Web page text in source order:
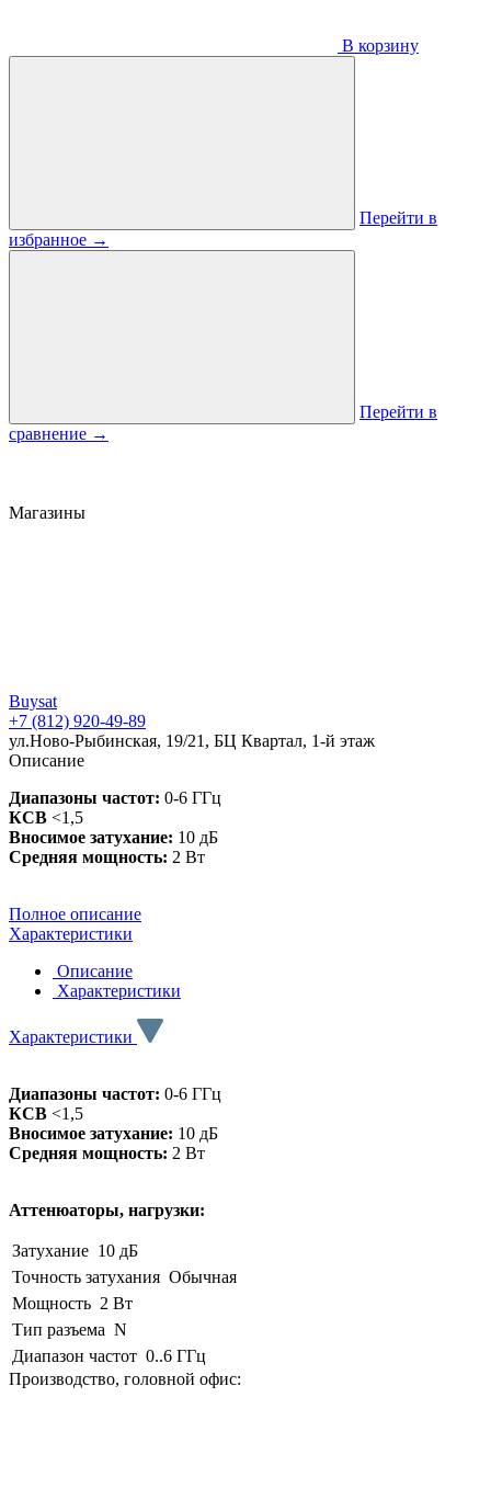
В корзину
Перейти в
избранное →
Перейти в
сравнение →
Магазины
Buysat
+7 (812) 920-49-89
ул.Ново-Рыбинская, 19/21, БЦ Квартал, 1-й этаж
Описание
Диапазоны частот: 0-6 ГГц
КСВ <1,5
Вносимое затухание: 10 дБ
Средняя мощность: 2 Вт
Полное описание
Характеристики
Описание
Характеристики
Характеристики
Диапазоны частот: 0-6 ГГц
КСВ <1,5
Вносимое затухание: 10 дБ
Средняя мощность: 2 Вт
Аттенюаторы, нагрузки:
Затухание 10 дБ
Точность затухания Обычная
Мощность 2 Вт
Тип разъема N
Диапазон частот 0..6 ГГц
Производство, головной офис: